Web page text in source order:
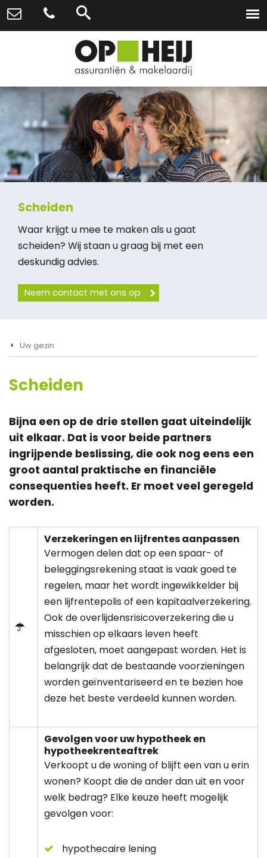
Scheiden
Waar krijgt u mee te maken als u gaat
scheiden? Wij staan u graag bij met een
deskundig advies.
Neem contact met ons op
Uw gezin
Scheiden
Bijna een op de drie stellen gaat uiteindelijk
uit elkaar. Dat is voor beide partners
ingrijpende beslissing, die ook nog eens een
groot aantal praktische en financiële
consequenties heeft. Er moet veel geregeld
worden.
Verzekeringen en lijfrentes aanpassen
Vermogen delen dat op een spaar- of
beleggingsrekening staat is vaak goed te
regelen, maar het wordt ingewikkelder bij
een lijfrentepolis of een kapitaalverzekering.
Ook de overlijdensrisicoverzekering die u
misschien op elkaars leven heeft
afgesloten, moet aangepast worden. Het is
belangrijk dat de bestaande voorzieningen
worden geïnventariseerd en te bezien hoe
deze het beste verdeeld kunnen worden.
Gevolgen voor uw hypotheek en
hypotheekrenteaftrek
Verkoopt u de woning of blijft een van u erin
wonen? Koopt die de ander dan uit en voor
welk bedrag? Elke keuze heeft mogelijk
gevolgen voor:
hypothecaire lening